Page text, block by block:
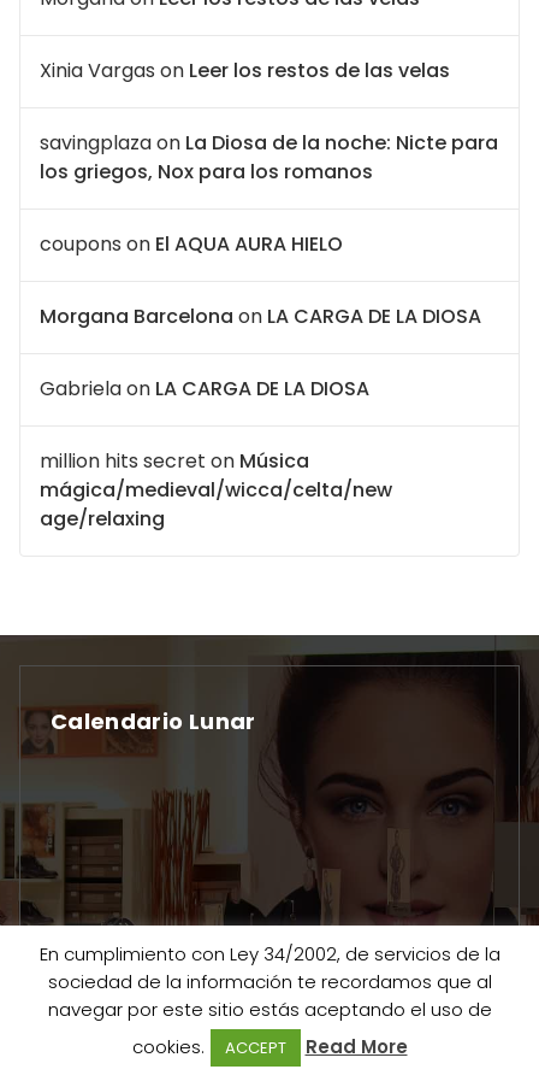
Xinia Vargas on Leer los restos de las velas
savingplazaon La Diosa de la noche: Nicte para
los griegos, Nox para los romanos
coupons on El AQUA AURA HIELO
Morgana Barcelona on LA CARGA DE LA DIOSA
Gabrielaon LA CARGA DE LA DIOSA
million hits secret on Música
mágica/medieval/wicca/celta/new
age/relaxing
Calendario Lunar
En cumplimiento con Ley 34/2002, de servicios de la
sociedad de la información te recordamos que al
navegar por este sitio estás aceptando el uso de
cookies.
ACCEPT Read More